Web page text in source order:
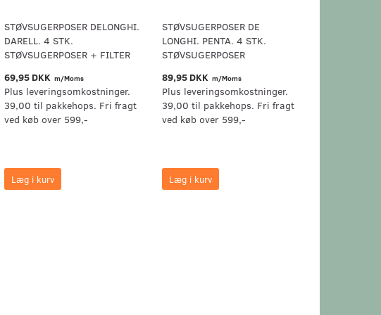
STØVSUGERPOSER DELONGHI.
DARELL. 4 STK.
STØVSUGERPOSER + FILTER
69,95 DKK m/Moms
Plus leveringsomkostninger.
39,00 til pakkehops. Fri fragt
ved køb over 599,-
Læg i kurv
STØVSUGERPOSER DE
LONGHI. PENTA. 4 STK.
STØVSUGERPOSER
89,95 DKK m/Moms
Plus leveringsomkostninger.
39,00 til pakkehops. Fri fragt
ved køb over 599,-
Læg i kurv